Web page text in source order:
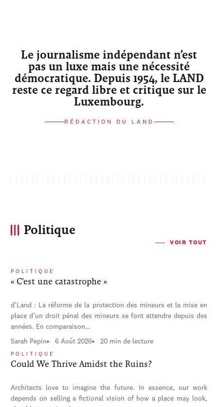
Le journalisme indépendant n’est
pas un luxe mais une nécessité
démocratique. Depuis 1954, le LAND
reste ce regard libre et critique sur le
Luxembourg.
RÉDACTION DU LAND
Politique
VOIR TOUT
POLITIQUE
« C'est une catastrophe »
d’Land : La réforme de la protection des mineurs et la mise en
place d’un droit pénal des mineurs se font attendre depuis des
années. En comparaison…
Sarah Pepin 6 Août 2026 20 min de lecture
POLITIQUE
Could We Thrive Amidst the Ruins?
Architects love to imagine the future. In essence, our work
depends on selling a fictional vision of how a place may look,